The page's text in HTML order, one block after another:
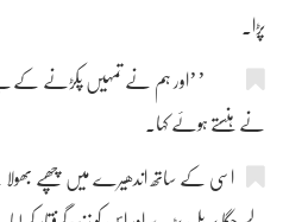
پڑا۔
’’اور ہم نے تمہیں پکڑنے کے لیے
نے ہنستے ہوئے کہا۔
اسی کے ساتھ اندھیرے میں چھپے